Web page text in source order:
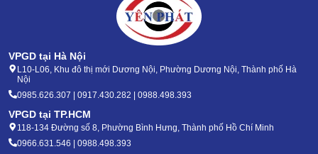
Máy giặt thảm phun hút Karcher BRS 43/500
2. Hướng dẫn sử dụng máy giặt thảm Karcher
Puzzi 10/1
Thực tế, cách sử dụng của máy giặt thảm Karcher Puzzi 10/1
không hề phức tạp. Bạn có thể thực hiện theo các bước như sau:
VPGD tại Hà Nội
L10-L06, Khu đô thị mới Dương Nội, Phường Dương Nội, Thành phố Hà
Nội
0985.626.307 | 0917.430.282 | 0988.498.393
VPGD tại TP.HCM
118-134 Đường số 8, Phường Bình Hưng, Thành phố Hồ Chí Minh
0966.631.546 | 0988.498.393